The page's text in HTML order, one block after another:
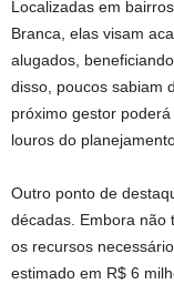
Localizadas em
Branca, elas visam
alugados,
disso, poucos sabiam
próximo gestor
louros do
Outro ponto de
décadas. Embora não
os recursos
estimado em R$ 6